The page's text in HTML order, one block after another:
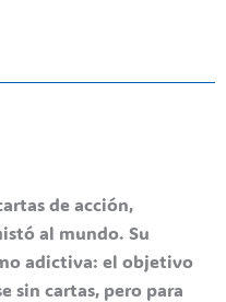
de acción,
al mundo. Su
adictiva: el objetivo
sin cartas, pero para